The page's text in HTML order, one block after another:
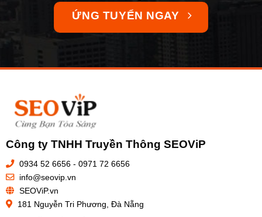
ỨNG TUYỂN NGAY
Công ty TNHH Truyền Thông SEOViP
0934 52 6656 - 0971 72 6656
info@seovip.vn
SEOViP.vn
181 Nguyễn Tri Phương, Đà Nẵng